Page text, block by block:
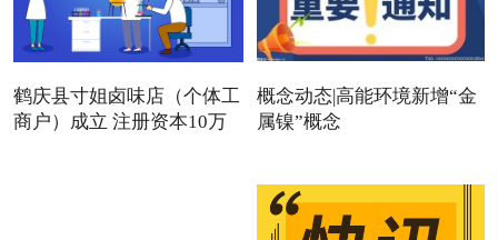
鹤庆县寸姐卤味店（个体工
商户）成立 注册资本10万
概念动态|高能环境新增“金
属镍”概念